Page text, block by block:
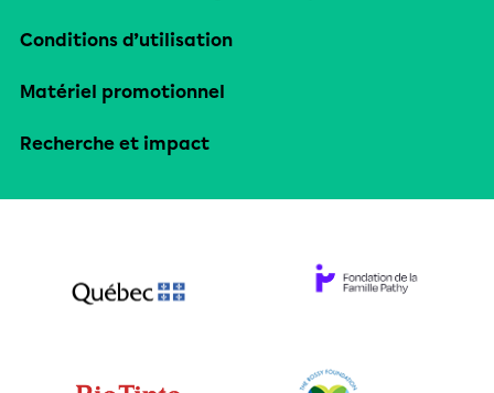
Conditions d’utilisation
Matériel promotionnel
Recherche et impact